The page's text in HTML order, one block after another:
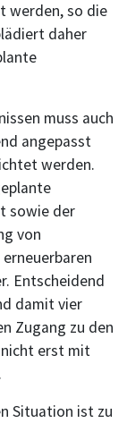
werden, so die
daher
muss auch
angepasst
werden.
sowie der
von
Entscheidend
damit vier
Zugang zu den
erst mit
Situation ist zu